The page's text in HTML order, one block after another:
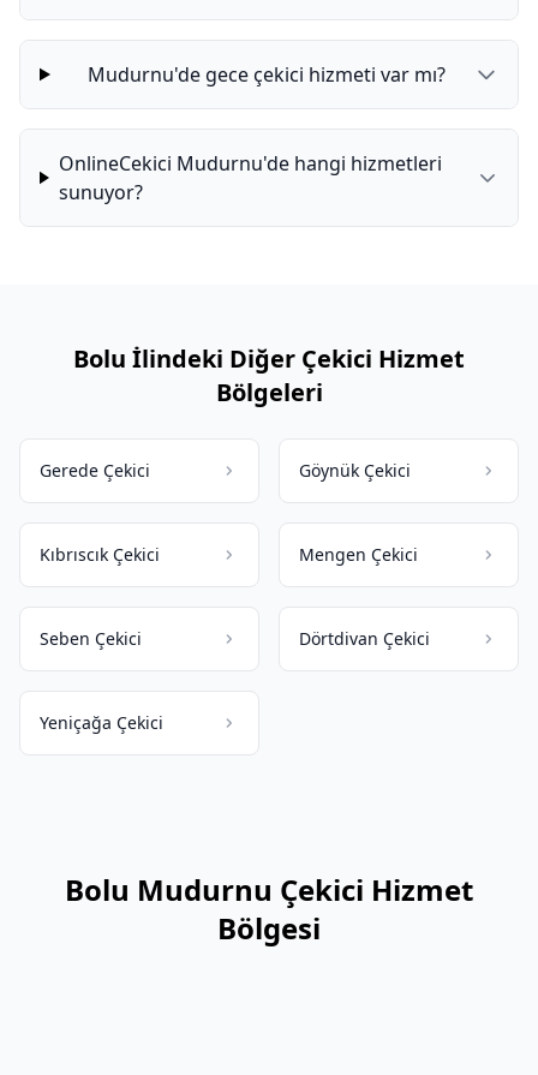
Mudurnu'de gece çekici hizmeti var mı?
OnlineCekici Mudurnu'de hangi hizmetleri
sunuyor?
Bolu İlindeki Diğer Çekici Hizmet
Bölgeleri
Gerede Çekici Göynük Çekici
Kıbrıscık Çekici Mengen Çekici
Seben Çekici Dörtdivan Çekici
Yeniçağa Çekici
Bolu Mudurnu Çekici Hizmet
Bölgesi